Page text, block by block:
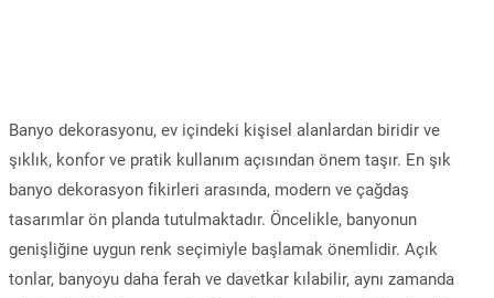
Banyo dekorasyonu, ev içindeki kişisel alanlardan biridir ve
şıklık, konfor ve pratik kullanım açısından önem taşır. En şık
banyo dekorasyon fikirleri arasında, modern ve çağdaş
tasarımlar ön planda tutulmaktadır. Öncelikle, banyonun
genişliğine uygun renk seçimiyle başlamak önemlidir. Açık
tonlar, banyoyu daha ferah ve davetkar kılabilir, aynı zamanda